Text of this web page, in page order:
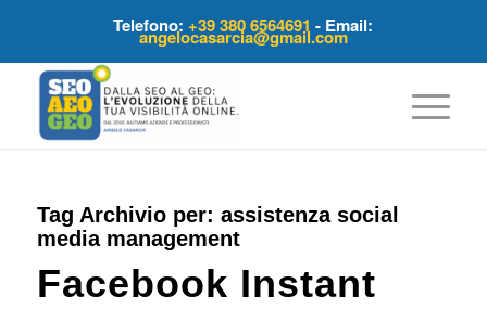
Telefono:+39 380 6564691 - Email:
angelocasarcia@gmail.com
Tag Archivio per: assistenza social
media management
Facebook Instant